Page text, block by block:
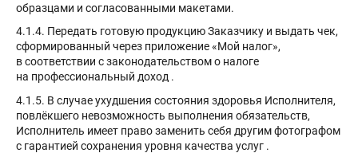
образцами и согласованными макетами.
4.1.4. Передать готовую продукцию Заказчику и выдать чек,
сформированный через приложение «Мой налог»,
в соответствии с законодательством о налоге
на профессиональный доход .
4.1.5. В случае ухудшения состояния здоровья Исполнителя,
повлёкшего невозможность выполнения обязательств,
Исполнитель имеет право заменить себя другим фотографом
с гарантией сохранения уровня качества услуг .